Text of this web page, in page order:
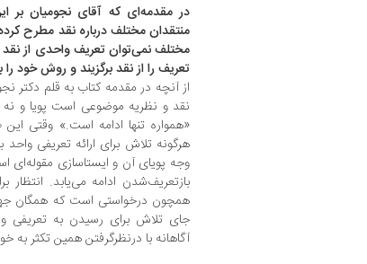
در مقدمه‌ای که آقای نجومیان بر
منتقدان مختلف درباره نقد مطرح
مختلف نمی‌توان تعریف واحدی از نقد
تعریف را از نقد برگزیند و روش خود
از آنچه در مقدمه کتاب به قلم دکتر
نقد و نظریه موضوعی است پویا و نه
«همواره تنها ادامه است.» وقتی
هرگونه تلاش برای ارائه تعریفی
وجه پویای آن و ایستاسازی مقوله‌ای
بازتعریف‌شدن ادامه می‌یابد.
همچون درخواستی است که همگان
جای تلاش برای رسیدن به تعریفی
آگاهانه با درنظرگرفتن همین تکثر به